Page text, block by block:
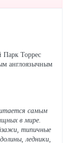
Парк Торрес
англоязычным
самым
в мире.
типичные
ледники,